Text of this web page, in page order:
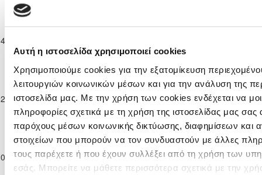
Αυτή η ιστοσελίδα χρησιμοποιεί cookies
Χρησιμοποιούμε cookies για την εξατομίκευση
λειτουργιών κοινωνικών μέσων και για την ανάλυση της
ιστοσελίδα μας. Με την χρήση των cookies ενδέχεται να
πληροφορίες σχετικά με τη χρήση της ιστοσελίδας μας
παρόχους μέσων κοινωνικής δικτύωσης, διαφημίσεων και
στοιχείων που μπορούν να τον συνδυαστούν με άλλες
τους παρέχετε ή που έχουν συλλέξει από τη χρήση των
εσάς. Μπορείτε να μάθετε περισσότερα σχετικά με την
11-2023
Πρωτάθλημα
Κατηγορίας
ΝΑΠΑΣ
12-2023
Παγκύπριο
Πρωτάθλημα
Β΄
Κατηγορίας
2023/24
ΑΟΑΝ ΑΓΙΑΣ
ΝΑΠΑΣ 2 0ΑΠΟΠ ΠΟΛΗΣ 87'
12-2023
Παγκύπριο
Πρωτάθλημα
Β΄
Κατηγορίας
ΕΝΩΣΗ ΝΕΩΝ
ΠΑΡΑΛΙΜΝΙΟΥ 2 1ΑΟΑΝ ΑΓΙΑΣ
ΝΑΠΑΣ
98'